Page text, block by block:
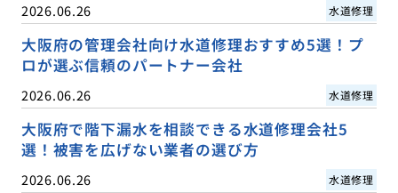
2026.06.26 水道修理
大阪府の管理会社向け水道修理おすすめ5選！プ
ロが選ぶ信頼のパートナー会社
2026.06.26 水道修理
大阪府で階下漏水を相談できる水道修理会社5
選！被害を広げない業者の選び方
2026.06.26 水道修理